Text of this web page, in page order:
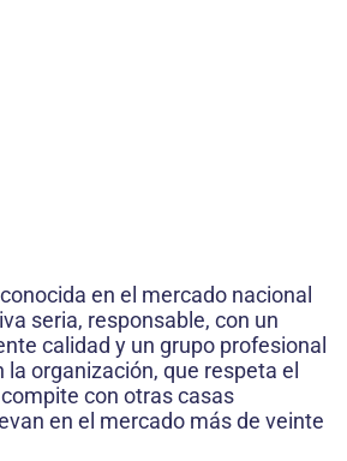
en el mercado nacional
seria, responsable, con un
calidad y un grupo profesional
organización, que respeta el
con otras casas
en el mercado más de veinte